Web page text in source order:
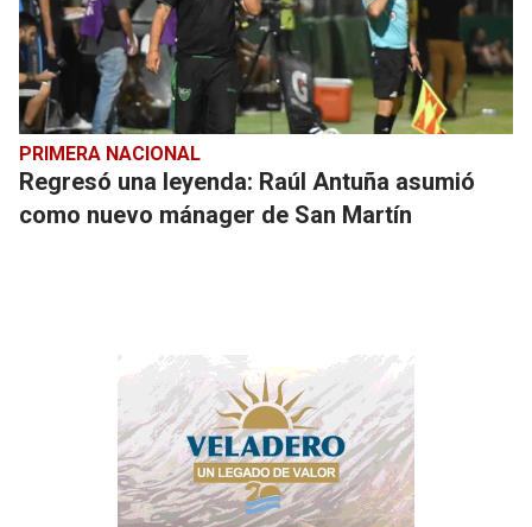
PRIMERA NACIONAL
Regresó una leyenda: Raúl Antuña asumió
como nuevo mánager de San Martín